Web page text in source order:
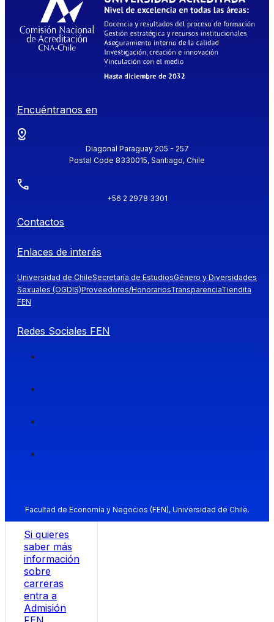
Encuéntranos en
Diagonal Paraguay 205 - 257
Postal Code 8330015, Santiago, Chile
+56 2 2978 3301
Contactos
Enlaces de interés
Universidad de ChileSecretaría de EstudiosGénero y Diversidades
Sexuales (OGDIS)Proveedores/HonorariosTransparenciaTiendita
FEN
Redes Sociales FEN
Facultad de Economía y Negocios (FEN), Universidad de Chile.
Si quieres
saber más
información
sobre
carreras
entra a
Admisión